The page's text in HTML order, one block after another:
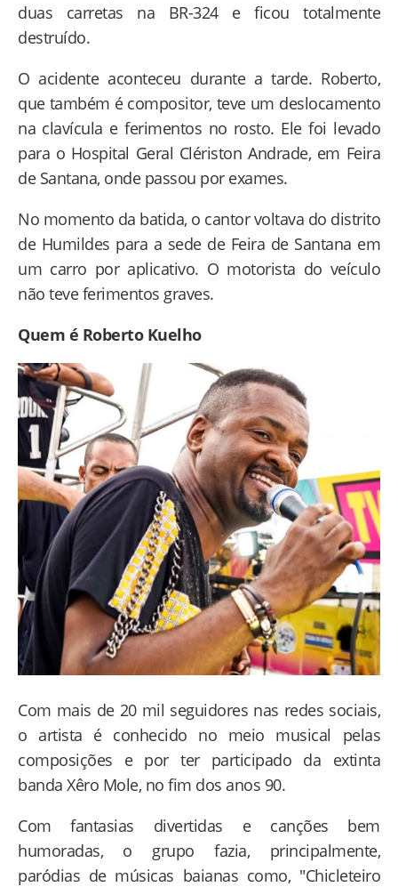
duas carretas na BR-324 e ficou totalmente
destruído.
O acidente aconteceu durante a tarde. Roberto,
que também é compositor, teve um deslocamento
na clavícula e ferimentos no rosto. Ele foi levado
para o Hospital Geral Clériston Andrade, em Feira
de Santana, onde passou por exames.
No momento da batida, o cantor voltava do distrito
de Humildes para a sede de Feira de Santana em
um carro por aplicativo. O motorista do veículo
não teve ferimentos graves.
Quem é Roberto Kuelho
Com mais de 20 mil seguidores nas redes sociais,
o artista é conhecido no meio musical pelas
composições e por ter participado da extinta
banda Xêro Mole, no fim dos anos 90.
Com fantasias divertidas e canções bem
humoradas, o grupo fazia, principalmente,
paródias de músicas baianas como, "Chicleteiro